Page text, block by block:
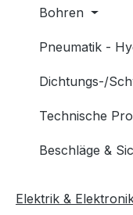
Bohren
Pneumatik -
Dichtungs-/
Technische
Beschläge &
Elektrik &